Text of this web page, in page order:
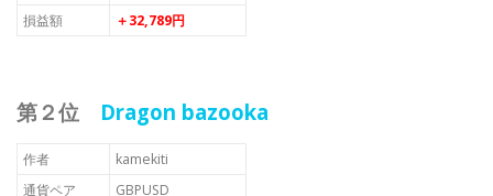
損益額 ＋32,789円
第２位 Dragon bazooka
作者
kamekiti
通貨ペア
GBPUSD